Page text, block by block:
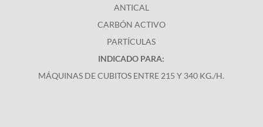
ANTICAL
CARBÓN ACTIVO
PARTÍCULAS
INDICADO PARA:
MÁQUINAS DE CUBITOS ENTRE 215 Y 340 KG./H.